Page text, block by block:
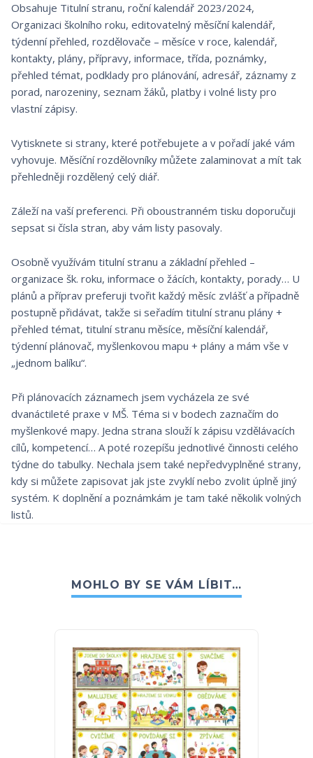
Obsahuje Titulní stranu, roční kalendář 2023/2024,
Organizaci školního roku, editovatelný měsíční kalendář,
týdenní přehled, rozdělovače – měsíce v roce, kalendář,
kontakty, plány, přípravy, informace, třída, poznámky,
přehled témat, podklady pro plánování, adresář, záznamy z
porad, narozeniny, seznam žáků, platby i volné listy pro
vlastní zápisy.
Vytisknete si strany, které potřebujete a v pořadí jaké vám
vyhovuje. Měsíční rozdělovníky můžete zalaminovat a mít tak
přehledněji rozdělený celý diář.
Záleží na vaší preferenci. Při oboustranném tisku doporučuji
sepsat si čísla stran, aby vám listy pasovaly.
Osobně využívám titulní stranu a základní přehled –
organizace šk. roku, informace o žácích, kontakty, porady… U
plánů a příprav preferuji tvořit každý měsíc zvlášť a případně
postupně přidávat, takže si seřadím titulní stranu plány +
přehled témat, titulní stranu měsíce, měsíční kalendář,
týdenní plánovač, myšlenkovou mapu + plány a mám vše v
„jednom balíku“.
Při plánovacích záznamech jsem vycházela ze své
dvanáctileté praxe v MŠ. Téma si v bodech zaznačím do
myšlenkové mapy. Jedna strana slouží k zápisu vzdělávacích
cílů, kompetencí… A poté rozepíšu jednotlivé činnosti celého
týdne do tabulky. Nechala jsem také nepředvyplněné strany,
kdy si můžete zapisovat jak jste zvyklí nebo zvolit úplně jiný
systém. K doplnění a poznámkám je tam také několik volných
listů.
MOHLO BY SE VÁM LÍBIT…